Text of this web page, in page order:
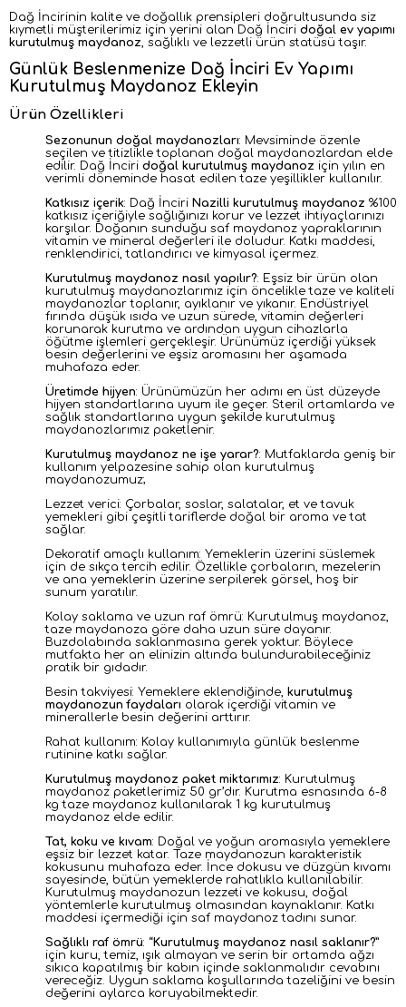
Dağ İncirinin kalite ve doğallık prensipleri doğrultusunda siz
kıymetli müşterilerimiz için yerini alan Dağ İnciri doğal ev yapımı
kurutulmuş maydanoz , sağlıklı ve lezzetli ürün statüsü taşır.
Günlük Beslenmenize Dağ İnciri Ev Yapımı
Kurutulmuş M aydanoz Ekleyin
Ürün Özellikleri
Sezonunun doğal maydanozları: Mevsiminde özenle
seçilen ve titizlikle toplanan doğal maydanozlardan elde
edilir. Dağ İnciri doğal kurutulmuş maydanoz için yılın en
verimli döneminde hasat edilen taze yeşillikler kullanılır.
Katkısız içerik: Dağ İnciri Nazilli kurutulmuş maydanoz %100
katkısız içeriğiyle sağlığınızı korur ve lezzet ihtiyaçlarınızı
karşılar. Doğanın sunduğu saf maydanoz yapraklarının
vitamin ve mineral değerleri ile doludur. Katkı maddesi,
renklendirici, tatlandırıcı ve kimyasal içermez.
Kurutulmuş maydanoz nasıl yapılır?: Eşsiz bir ürün olan
kurutulmuş maydanozlarımız için öncelikle taze ve kaliteli
maydanozlar toplanır, ayıklanır ve yıkanır. Endüstriyel
fırında düşük ısıda ve uzun sürede, vitamin değerleri
korunarak kurutma ve ardından uygun cihazlarla
öğütme işlemleri gerçekleşir. Ürünümüz içerdiği yüksek
besin değerlerini ve eşsiz aromasını her aşamada
muhafaza eder.
Üretimde hijyen: Ürünümüzün her adımı en üst düzeyde
hijyen standartlarına uyum ile geçer. Steril ortamlarda ve
sağlık standartlarına uygun şekilde kurutulmuş
maydanozlarımız paketlenir.
Kurutulmuş maydanoz ne işe yarar?: Mutfaklarda geniş bir
kullanım yelpazesine sahip olan kurutulmuş
maydanozumuz;
Lezzet verici: Çorbalar, soslar, salatalar, et ve tavuk
yemekleri gibi çeşitli tariflerde doğal bir aroma ve tat
sağlar.
Dekoratif amaçlı kullanım: Yemeklerin üzerini süslemek
için de sıkça tercih edilir. Özellikle çorbaların, mezelerin
ve ana yemeklerin üzerine serpilerek görsel, hoş bir
sunum yaratılır.
Kolay saklama ve uzun raf ömrü: Kurutulmuş maydanoz,
taze maydanoza göre daha uzun süre dayanır.
Buzdolabında saklanmasına gerek yoktur. Böylece
mutfakta her an elinizin altında bulundurabileceğiniz
pratik bir gıdadır.
Besin takviyesi: Yemeklere eklendiğinde, kurutulmuş
maydanozun faydaları olarak içerdiği vitamin ve
minerallerle besin değerini arttırır.
Rahat kullanım: Kolay kullanımıyla günlük beslenme
rutinine katkı sağlar.
Kurutulmuş maydanoz paket miktarımız: Kurutulmuş
maydanoz paketlerimiz 50 gr’dır. Kurutma esnasında 6-8
kg taze maydanoz kullanılarak 1 kg kurutulmuş
maydanoz elde edilir.
Tat, koku ve kıvam: Doğal ve yoğun aromasıyla yemeklere
eşsiz bir lezzet katar. Taze maydanozun karakteristik
kokusunu muhafaza eder. İnce dokusu ve düzgün kıvamı
sayesinde, bütün yemeklerde rahatlıkla kullanılabilir.
Kurutulmuş maydanozun lezzeti ve kokusu, doğal
yöntemlerle kurutulmuş olmasından kaynaklanır. Katkı
maddesi içermediği için saf maydanoz tadını sunar.
Sağlıklı raf ömrü: “Kurutulmuş maydanoz nasıl saklanır?”
için kuru, temiz, ışık almayan ve serin bir ortamda ağzı
sıkıca kapatılmış bir kabın içinde saklanmalıdır cevabını
vereceğiz. Uygun saklama koşullarında tazeliğini ve besin
değerini aylarca koruyabilmektedir.